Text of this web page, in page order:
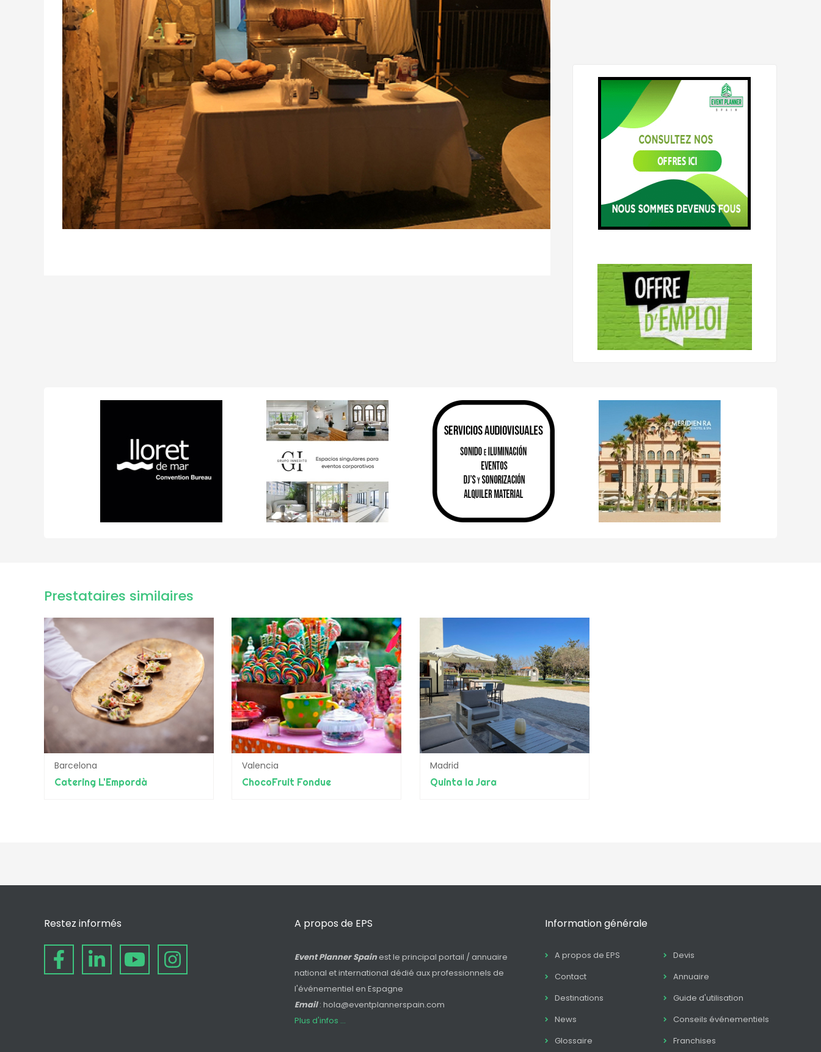
Prestataires similaires
Barcelona
Catering L'Empordà
Valencia
ChocoFruit Fondue
Madrid
Quinta la Jara
Restez informés A propos de EPS
Event Planner Spainest le principal portail / annuaire
national et international dédié aux professionnels de
l'événementiel en Espagne
Email: hola@eventplannerspain.com
Plus d'infos ...
Information générale
A propos de EPS
Devis
Contact
Annuaire
Destinations
Guide d'utilisation
News
Conseils événementiels
Glossaire
Franchises